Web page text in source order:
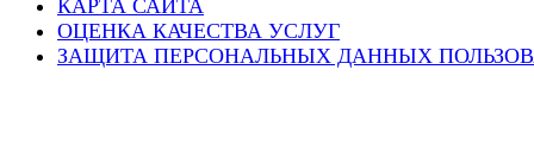
КАРТА САЙТА
ОЦЕНКА КАЧЕСТВА УСЛУГ
ЗАЩИТА ПЕРСОНАЛЬНЫХ ДАННЫХ